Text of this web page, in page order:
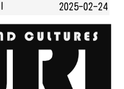
2025-02-24